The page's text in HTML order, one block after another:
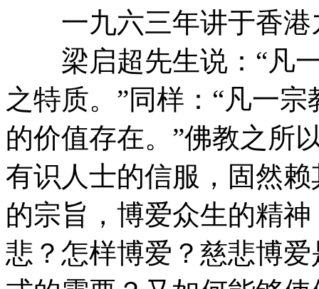
一九六三年讲于香港
梁启超先生说：“凡一
之特质。”同样：“凡一
的价值存在。”佛教之所
有识人士的信服，固然
的宗旨，博爱众生的精
悲？怎样博爱？慈悲博